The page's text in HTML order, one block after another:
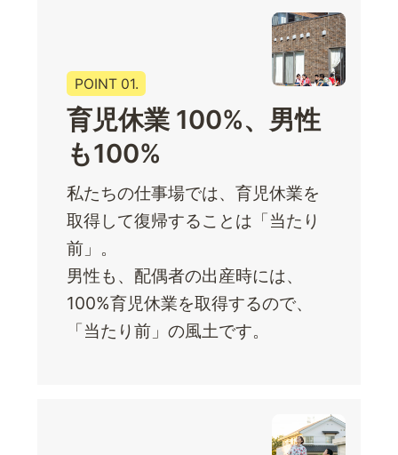
POINT 01.
育児休業 100%、男性
も100%
私たちの仕事場では、育児休業を
取得して復帰することは「当たり
前」。
男性も、配偶者の出産時には、
100%育児休業を取得するので、
「当たり前」の風土です。